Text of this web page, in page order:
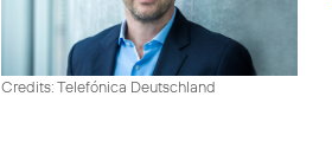
Credits: Telefónica Deutschland